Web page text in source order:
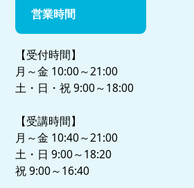
営業時間
【受付時間】
月～金 10:00～21:00
土・日・祝 9:00～18:00
【受講時間】
月～金 10:40～21:00
土・日 9:00～18:20
祝 9:00～16:40